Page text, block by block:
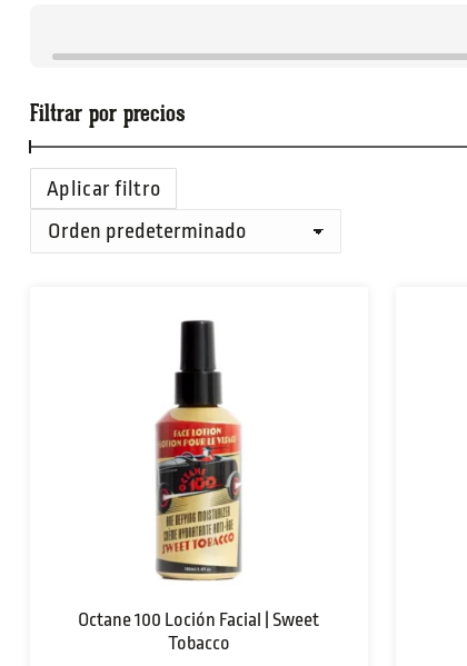
Filtrar por precios
Aplicar filtro
Octane 100 Loción Facial | Sweet
Tobacco